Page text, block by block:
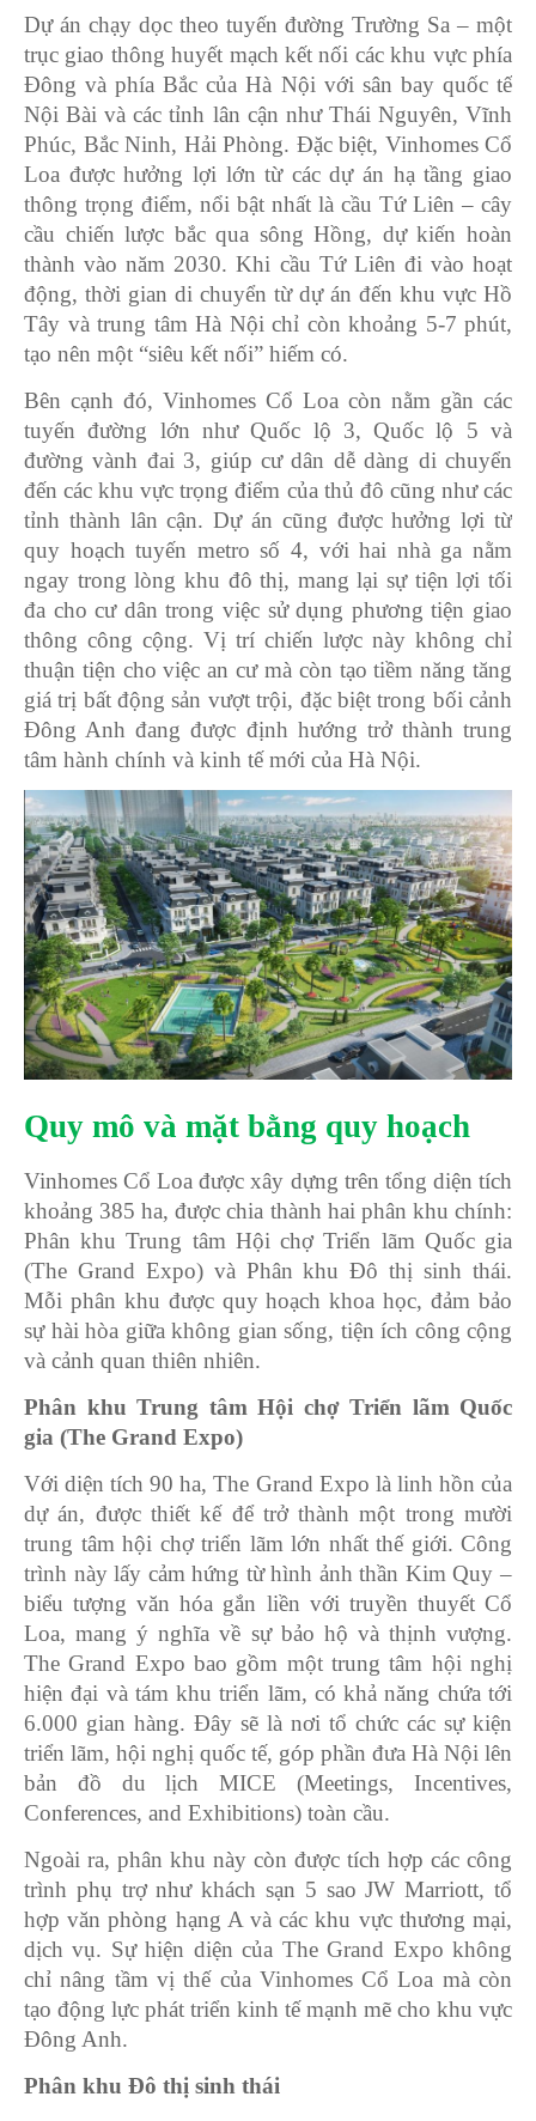
Dự án chạy dọc theo tuyến đường Trường Sa – một
trục giao thông huyết mạch kết nối các khu vực phía
Đông và phía Bắc của Hà Nội với sân bay quốc tế
Nội Bài và các tỉnh lân cận như Thái Nguyên, Vĩnh
Phúc, Bắc Ninh, Hải Phòng. Đặc biệt, Vinhomes Cổ
Loa được hưởng lợi lớn từ các dự án hạ tầng giao
thông trọng điểm, nổi bật nhất là cầu Tứ Liên – cây
cầu chiến lược bắc qua sông Hồng, dự kiến hoàn
thành vào năm 2030. Khi cầu Tứ Liên đi vào hoạt
động, thời gian di chuyển từ dự án đến khu vực Hồ
Tây và trung tâm Hà Nội chỉ còn khoảng 5-7 phút,
tạo nên một “siêu kết nối” hiếm có.
Bên cạnh đó, Vinhomes Cổ Loa còn nằm gần các
tuyến đường lớn như Quốc lộ 3, Quốc lộ 5 và
đường vành đai 3, giúp cư dân dễ dàng di chuyển
đến các khu vực trọng điểm của thủ đô cũng như các
tỉnh thành lân cận. Dự án cũng được hưởng lợi từ
quy hoạch tuyến metro số 4, với hai nhà ga nằm
ngay trong lòng khu đô thị, mang lại sự tiện lợi tối
đa cho cư dân trong việc sử dụng phương tiện giao
thông công cộng. Vị trí chiến lược này không chỉ
thuận tiện cho việc an cư mà còn tạo tiềm năng tăng
giá trị bất động sản vượt trội, đặc biệt trong bối cảnh
Đông Anh đang được định hướng trở thành trung
tâm hành chính và kinh tế mới của Hà Nội.
Quy mô và mặt bằng quy hoạch
Vinhomes Cổ Loa được xây dựng trên tổng diện tích
khoảng 385 ha, được chia thành hai phân khu chính:
Phân khu Trung tâm Hội chợ Triển lãm Quốc gia
(The Grand Expo) và Phân khu Đô thị sinh thái.
Mỗi phân khu được quy hoạch khoa học, đảm bảo
sự hài hòa giữa không gian sống, tiện ích công cộng
và cảnh quan thiên nhiên.
Phân khu Trung tâm Hội chợ Triển lãm Quốc
gia (The Grand Expo)
Với diện tích 90 ha, The Grand Expo là linh hồn của
dự án, được thiết kế để trở thành một trong mười
trung tâm hội chợ triển lãm lớn nhất thế giới. Công
trình này lấy cảm hứng từ hình ảnh thần Kim Quy –
biểu tượng văn hóa gắn liền với truyền thuyết Cổ
Loa, mang ý nghĩa về sự bảo hộ và thịnh vượng.
The Grand Expo bao gồm một trung tâm hội nghị
hiện đại và tám khu triển lãm, có khả năng chứa tới
6.000 gian hàng. Đây sẽ là nơi tổ chức các sự kiện
triển lãm, hội nghị quốc tế, góp phần đưa Hà Nội lên
bản đồ du lịch MICE (Meetings, Incentives,
Conferences, and Exhibitions) toàn cầu.
Ngoài ra, phân khu này còn được tích hợp các công
trình phụ trợ như khách sạn 5 sao JW Marriott, tổ
hợp văn phòng hạng A và các khu vực thương mại,
dịch vụ. Sự hiện diện của The Grand Expo không
chỉ nâng tầm vị thế của Vinhomes Cổ Loa mà còn
tạo động lực phát triển kinh tế mạnh mẽ cho khu vực
Đông Anh.
Phân khu Đô thị sinh thái